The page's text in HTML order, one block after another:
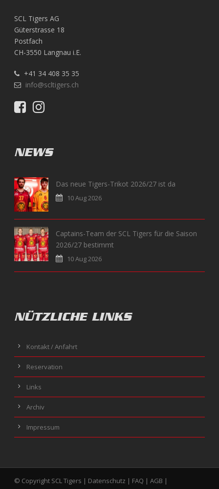
SCL Tigers AG
Güterstrasse 18
Postfach
CH-3550 Langnau i.E.
+41 34 408 35 35
info@scltigers.ch
NEWS
Das neue Tigers-Trikot 2026/27 ist da
10 Aug 2026
Captains-Team der SCL Tigers für die Saison
2026/27 bestimmt
10 Aug 2026
NÜTZLICHE LINKS
Kontakt / Anfahrt
Reservation
Links
Archiv
Impressum
© Copyright SCL Tigers | Datenschutz | FAQ | AGB |